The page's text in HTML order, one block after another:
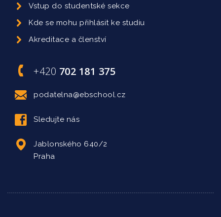
Vstup do studentské sekce
Kde se mohu přihlásit ke studiu
Akreditace a členství
+420 702 181 375
podatelna@ebschool.cz
Sledujte nás
Jablonského 640/2
Praha